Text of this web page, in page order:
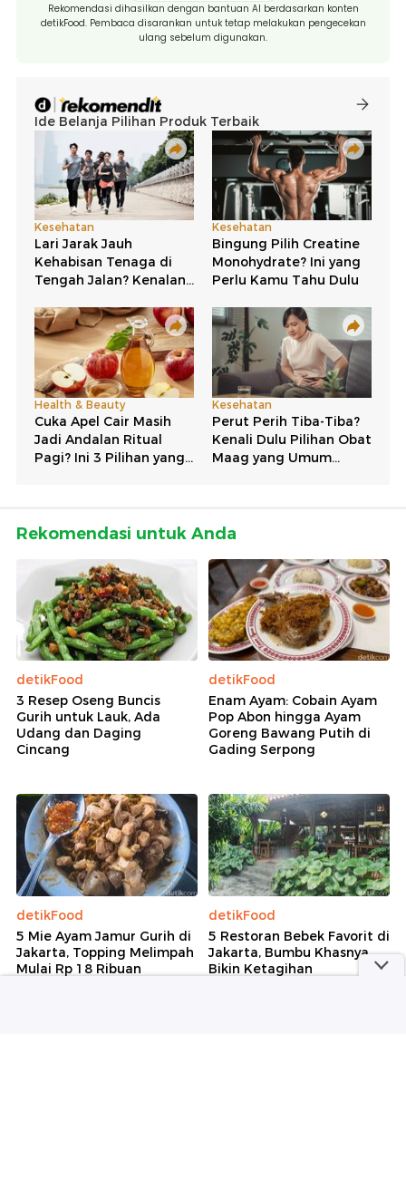
Rekomendasi dihasilkan dengan bantuan AI berdasarkan konten
detikFood. Pembaca disarankan untuk tetap melakukan pengecekan
ulang sebelum digunakan.
Rekomendasi untuk Anda
detikFood
3 Resep Oseng Buncis
Gurih untuk Lauk, Ada
Udang dan Daging
Cincang
detikFood
Enam Ayam: Cobain Ayam
Pop Abon hingga Ayam
Goreng Bawang Putih di
Gading Serpong
detikFood
5 Mie Ayam Jamur Gurih di
Jakarta, Topping Melimpah
Mulai Rp 18 Ribuan
detikFood
5 Restoran Bebek Favorit di
Jakarta, Bumbu Khasnya
Bikin Ketagihan